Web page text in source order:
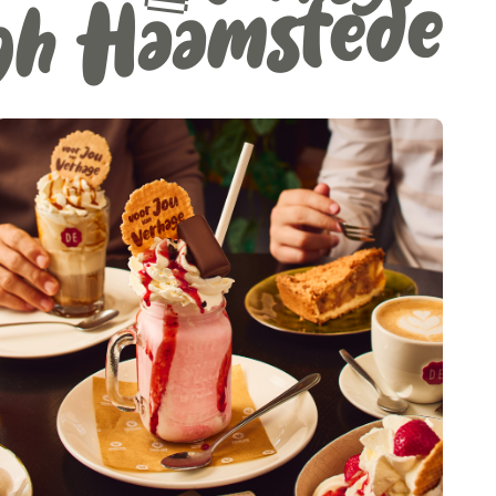
Haamstede